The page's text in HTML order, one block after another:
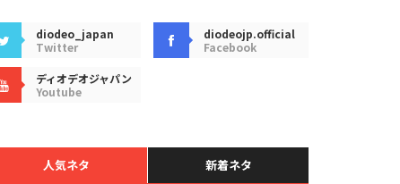
diodeo_japan
Twitter
diodeojp.official
Facebook
ディオデオジャパン
Youtube
人気ネタ 新着ネタ